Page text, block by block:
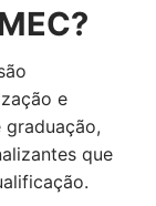
e
que